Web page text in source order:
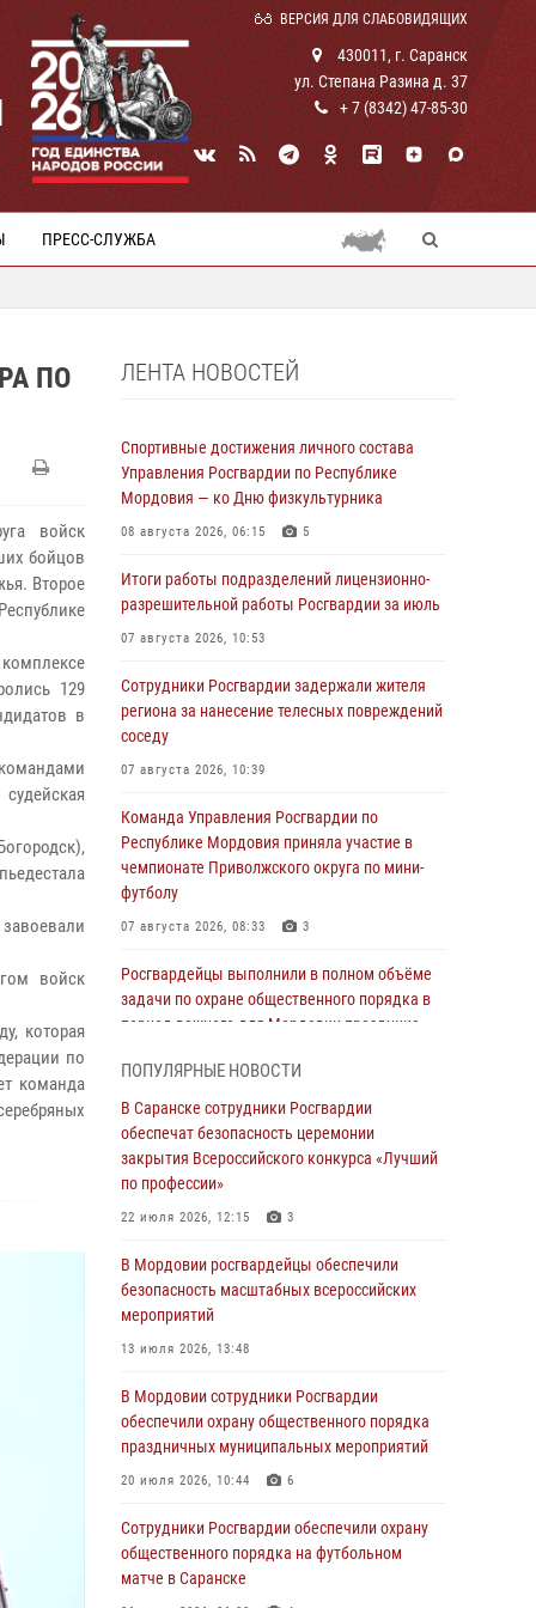
ВЕРСИЯ ДЛЯ СЛАБОВИДЯЩИХ
430011, г. Саранск
ул. Степана Разина д. 37
+ 7 (8342) 47-85-30
ПРЕСС-СЛУЖБА
ПО
войск
бойцов
Второе
129
в
войск
которая
по
команда
ЛЕНТА НОВОСТЕЙ
Спортивные достижения личного состава
Управления Росгвардии по Республике
Мордовия — ко Дню физкультурника
08 августа 2026, 06:15 5
Итоги работы подразделений лицензионно-
разрешительной работы Росгвардии за июль
07 августа 2026, 10:53
Сотрудники Росгвардии задержали жителя
региона за нанесение телесных повреждений
соседу
07 августа 2026, 10:39
Команда Управления Росгвардии по
Республике Мордовия приняла участие в
чемпионате Приволжского округа по мини-
футболу
07 августа 2026, 08:33 3
Росгвардейцы выполнили в полном объёме
задачи по охране общественного порядка в
период важного для Мордовии праздника
В Мордовии руководство и личный состав
Росгвардии приняли участие в празднествах,
посвящённых 25-летию канонизации Фёдора
Ушакова
06 августа 2026, 08:14
В Саранске сотрудники Росгвардии
задержали дебошира, повредившего
имущество в кафе
06 августа 2026, 07:03
В Саранске по обращению жителей
правоохранители отреагировали
незамедлительно
05 августа 2026, 15:04
В Саранске сотрудники Росгвардии
задержали мужчину, подозреваемого в
причинении телесных повреждений супруге
ПОПУЛЯРНЫЕ НОВОСТИ
В Саранске сотрудники Росгвардии
обеспечат безопасность церемонии
закрытия Всероссийского конкурса «Лучший
по профессии»
22 июля 2026, 12:15 3
В Мордовии росгвардейцы обеспечили
безопасность масштабных всероссийских
мероприятий
13 июля 2026, 13:48
В Мордовии сотрудники Росгвардии
обеспечили охрану общественного порядка
праздничных муниципальных мероприятий
20 июля 2026, 10:44 6
Сотрудники Росгвардии обеспечили охрану
общественного порядка на футбольном
матче в Саранске